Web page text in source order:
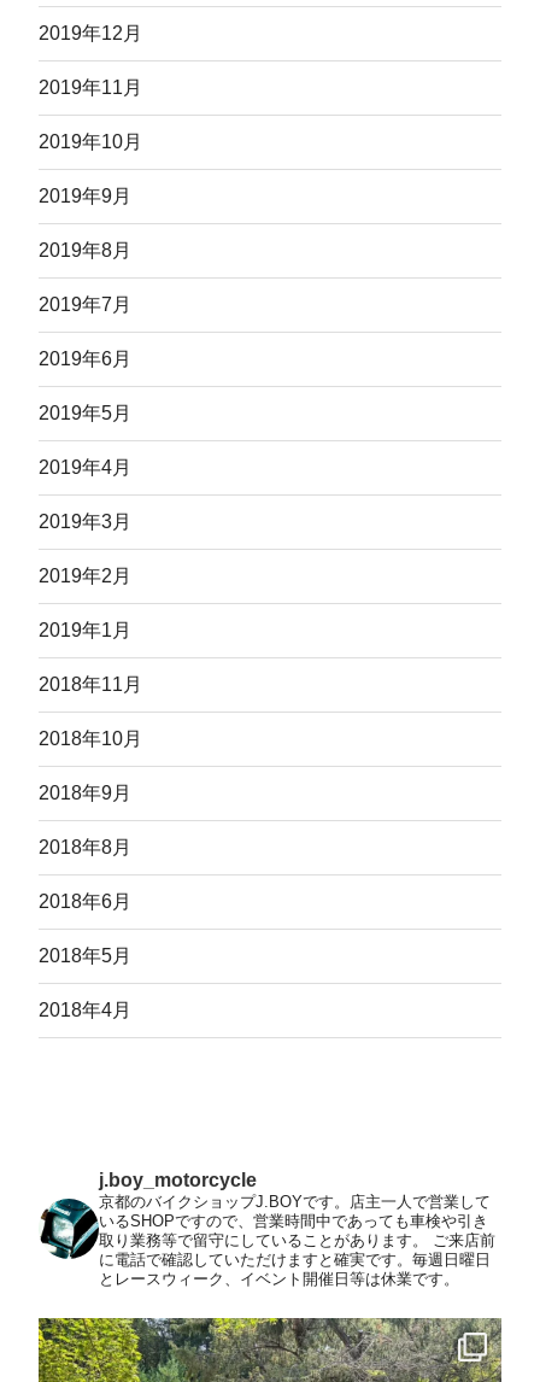
2019年12月
2019年11月
2019年10月
2019年9月
2019年8月
2019年7月
2019年6月
2019年5月
2019年4月
2019年3月
2019年2月
2019年1月
2018年11月
2018年10月
2018年9月
2018年8月
2018年6月
2018年5月
2018年4月
j.boy_motorcycle
京都のバイクショップJ.BOYです。店主一人で営業して
いるSHOPですので、営業時間中であっても車検や引き
取り業務等で留守にしていることがあります。
ご来店前
に電話で確認していただけますと確実です。毎週日曜日
とレースウィーク、イベント開催日等は休業です。